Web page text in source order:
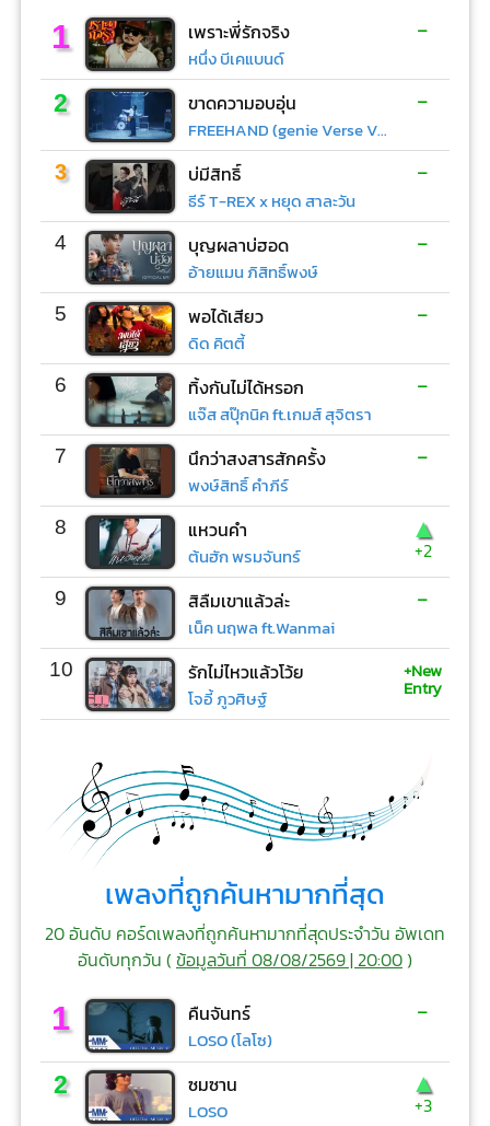
1 เพราะพี่รักจริง
หนึ่ง บีเคแบนด์
-
2 ขาดความอบอุ่น
FREEHAND (genie Verse Vol.1)
-
3 บ่มีสิทธิ์
ธีร์ T-REX x หยุด สาละวัน
-
4 บุญผลาบ่ฮอด
อ้ายแมน ภิสิทธิ์พงษ์
-
5 พอได้เสียว
ดิด คิตตี้
-
6 ทิ้งกันไม่ได้หรอก
แจ๊ส สปุ๊กนิค ft.เกมส์ สุจิตรา
-
7 นึกว่าสงสารสักครั้ง
พงษ์สิทธิ์ คำภีร์
-
8 แหวนคำ
ต้นฮัก พรมจันทร์
▲
+2
9 สิลืมเขาแล้วล่ะ
เน็ค นฤพล ft.Wanmai
-
10 รักไม่ไหวแล้วโว้ย
โจอี้ ภูวศิษฐ์
+New
Entry
เพลงที่ถูกค้นหามากที่สุด
20 อันดับ คอร์ดเพลงที่ถูกค้นหามากที่สุดประจำวัน อัพเดท
อันดับทุกวัน (ข้อมูลวันที่ 08/08/2569 | 20:00)
1 คืนจันทร์
LOSO (โลโซ)
-
2 ซมซาน
LOSO
▲
+3